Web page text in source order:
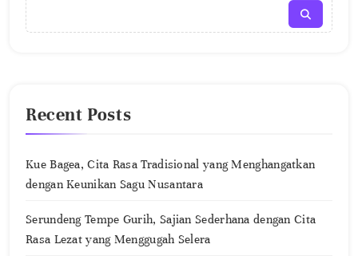
Recent Posts
Kue Bagea, Cita Rasa Tradisional yang Menghangatkan
dengan Keunikan Sagu Nusantara
Serundeng Tempe Gurih, Sajian Sederhana dengan Cita
Rasa Lezat yang Menggugah Selera